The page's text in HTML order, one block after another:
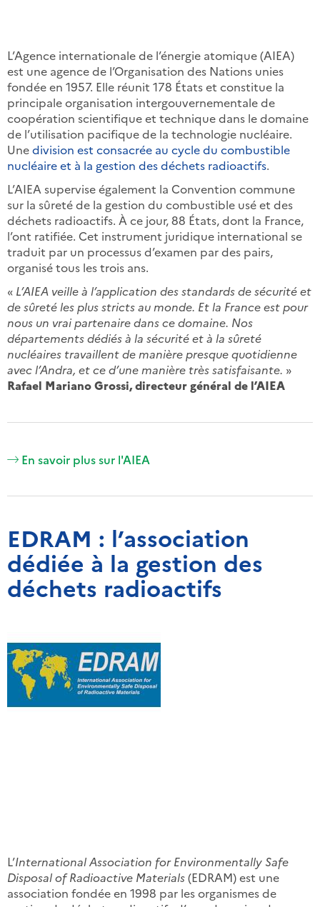
L’Agence internationale de l’énergie atomique (AIEA)
est une agence de l’Organisation des Nations unies
fondée en 1957. Elle réunit 178 États et constitue la
principale organisation intergouvernementale de
coopération scientifique et technique dans le domaine
de l’utilisation pacifique de la technologie nucléaire.
Unedivision est consacrée au cycle du combustible
nucléaire et à la gestion des déchets radioactifs.
L’AIEA supervise également la Convention commune
sur la sûreté de la gestion du combustible usé et des
déchets radioactifs. À ce jour, 88 États, dont la France,
l’ont ratifiée. Cet instrument juridique international se
traduit par un processus d’examen par des pairs,
organisé tous les trois ans.
« L’AIEA veille à l’application des standards de sécurité et
de sûreté les plus stricts au monde. Et la France est pour
nous un vrai partenaire dans ce domaine. Nos
départements dédiés à la sécurité et à la sûreté
nucléaires travaillent de manière presque quotidienne
avec l’Andra, et ce d’une manière très satisfaisante. »
Rafael Mariano Grossi, directeur général de l’AIEA
En savoir plus sur l'AIEA
EDRAM : l’association
dédiée à la gestion des
déchets radioactifs
L’International Association for Environmentally Safe
Disposal of Radioactive Materials(EDRAM) est une
association fondée en 1998 par les organismes de